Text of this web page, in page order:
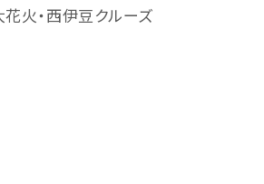
火・西伊豆クルーズ